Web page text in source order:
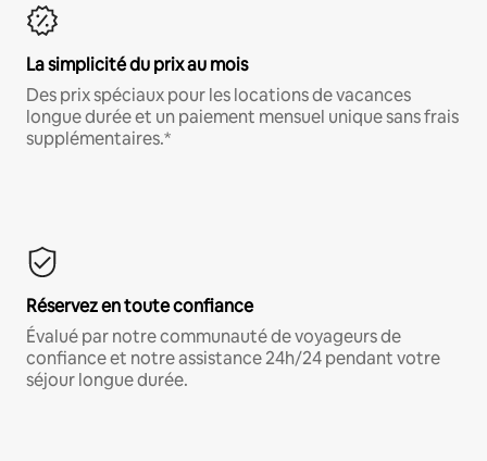
La simplicité du prix au mois
Des prix spéciaux pour les locations de vacances
longue durée et un paiement mensuel unique sans frais
supplémentaires.*
Réservez en toute confiance
Évalué par notre communauté de voyageurs de
confiance et notre assistance 24h/24 pendant votre
séjour longue durée.